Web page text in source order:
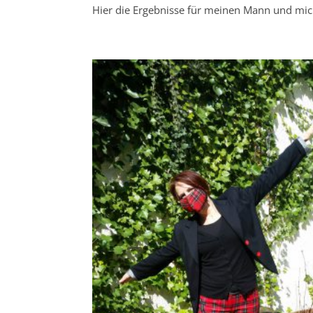
Hier die Ergebnisse für meinen Mann und